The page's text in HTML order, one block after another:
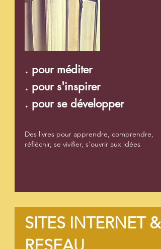
. pour méditer
. pour s'inspirer
. pour se développer
Des livres pour apprendre, comprendre,
réfléchir, se vivifier, s'ouvrir aux idées
SITES INTERNET &